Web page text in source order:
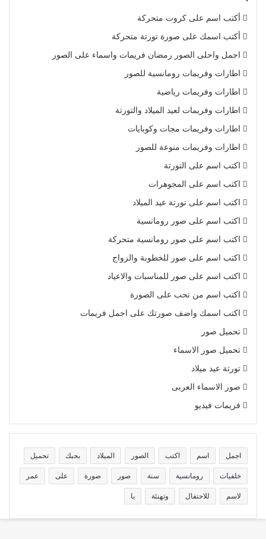
أكتب اسم على كروت متحركة
أكتب اسمك على صورة تورتة متحركة
اجمل واحلى الصور رمضان فريمات واسماء على الصور
اطارات وفريمات رومانسية للصور
اطارات وفريمات رياضية
اطارات وفريمات لعيد الميلاد والتورتة
اطارات وفريمات مجات وكوبايات
اطارات وفريمات منوعة للصور
اكتب اسم على التورتة
اكتب اسم على المجوهرات
اكتب اسم على تورتة عيد الميلاد
اكتب اسم على صور رومانسية
اكتب اسم على صور رومانسية متحركة
اكتب اسم على صور للخطوبة والزواج
اكتب اسم على صور للمناسبات والاعياد
اكتب اسم من تحب على الصورة
اكتب اسمك واضف صورتك على اجمل فريمات
تحميل صور
تحميل صور الاسماء
تورتة عيد ميلاد
صور الاسماء العربى
فريمات فيديو
اجمل اسم اكتب الصور الميلاد بحبك تحميل
خلفيات رومانسية سنة صور صورة على عمر
لاسم للاحتفال وتهنئة يا